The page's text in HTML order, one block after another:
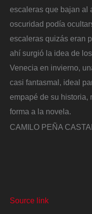
escaleras que bajan al
oscuridad podía
escaleras quizás eran
ahí surgió la idea de
Venecia en invierno,
casi fantasmal, ideal
empapé de su historia,
forma a la novela.
CAMILO PEÑA
Source link